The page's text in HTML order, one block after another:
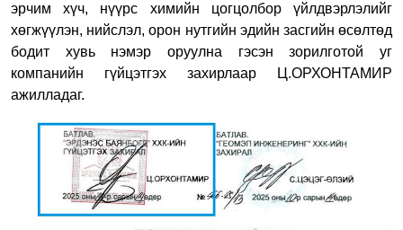
эрчим хүч, нүүрс химийн цогцолбор үйлдвэрлэлийг
хөгжүүлэн, нийслэл, орон нутгийн эдийн засгийн өсөлтөд
бодит хувь нэмэр оруулна гэсэн зорилготой уг
компанийн гүйцэтгэх захирлаар Ц.ОРХОНТАМИР
ажилладаг.